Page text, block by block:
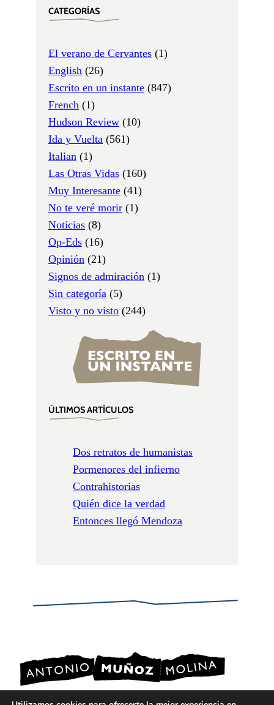
CATEGORÍAS
El verano de Cervantes (1)
English (26)
Escrito en un instante (847)
French (1)
Hudson Review (10)
Ida y Vuelta (561)
Italian (1)
Las Otras Vidas (160)
Muy Interesante (41)
No te veré morir (1)
Noticias (8)
Op-Eds (16)
Opinión (21)
Signos de admiración (1)
Sin categoría (5)
Visto y no visto (244)
ÚLTIMOS ARTÍCULOS
Dos retratos de humanistas
Pormenores del infierno
Contrahistorias
Quién dice la verdad
Entonces llegó Mendoza